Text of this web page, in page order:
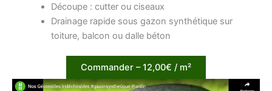
Découpe : cutter ou ciseaux
Drainage rapide sous gazon synthétique sur
toiture, balcon ou dalle béton
Commander – 12,00€ / m²